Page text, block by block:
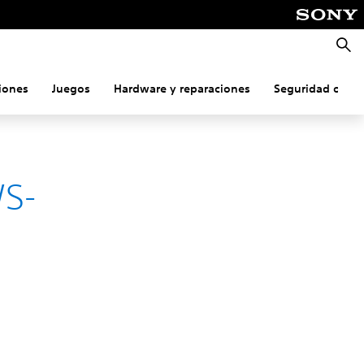
Juegos Hardware y reparaciones Seguridad